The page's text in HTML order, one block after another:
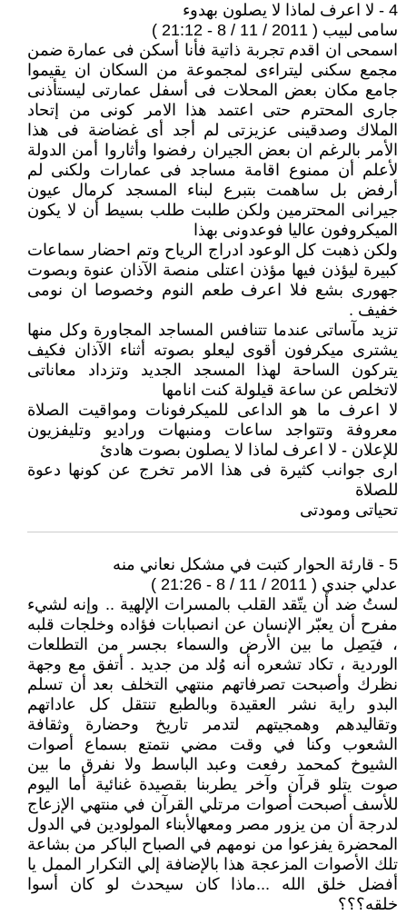
4 - لا اعرف لماذا لا يصلون بهدوء
سامى لبيب ( 2011 / 11 / 8 - 21:12 )
اسمحى ان اقدم تجربة ذاتية فأنا أسكن فى عمارة ضمن
مجمع سكنى ليتراءى لمجموعة من السكان ان يقيموا
جامع مكان بعض المحلات فى أسفل عمارتى ليستأذنى
جارى المحترم حتى اعتمد هذا الامر كونى من إتحاد
الملاك وصدقينى عزيزتى لم أجد أى غضاضة فى هذا
الأمر بالرغم ان بعض الجيران رفضوا وأثاروا أمن الدولة
لأعلم أن ممنوع اقامة مساجد فى عمارات ولكنى لم
أرفض بل ساهمت بتبرع لبناء المسجد كرمال عيون
جيرانى المحترمين ولكن طلبت طلب بسيط أن لا يكون
الميكروفون عاليا فوعدونى بهذا
ولكن ذهبت كل الوعود ادراج الرياح وتم احضار سماعات
كبيرة ليؤذن فيها مؤذن اعتلى منصة الآذان عنوة وبصوت
جهورى بشع فلا اعرف طعم النوم وخصوصا ان نومى
خفيف .
تزيد مآساتى عندما تتنافس المساجد المجاورة وكل منها
يشترى ميكرفون أقوى ليعلو بصوته أثناء الآذان فكيف
يتركون الساحة لهذا المسجد الجديد وتزداد معاناتى
لاتخلص عن ساعة قيلولة كنت انامها
لا اعرف ما هو الداعى للميكرفونات ومواقيت الصلاة
معروفة وتتواجد ساعات ومنبهات وراديو وتليفزيون
للإعلان - لا اعرف لماذا لا يصلون بصوت هادئ
ارى جوانب كثيرة فى هذا الامر تخرج عن كونها دعوة
للصلاة
تحياتى ومودتى
5 - قارئة الحوار كتبت في مشكل نعاني منه
عدلي جندي ( 2011 / 11 / 8 - 21:26 )
لستُ ضد أن يتّقد القلب بالمسرات الإلهية .. وإنه لشيء
مفرح أن يعبّر الإنسان عن انصبابات فؤاده وخلجات قلبه
، فيَصِل ما بين الأرض والسماء بجسر من التطلعات
الوردية ، تكاد تشعره أنه وُلد من جديد . أتفق مع وجهة
نظرك وأصبحت تصرفاتهم منتهي التخلف بعد أن تسلم
البدو راية نشر العقيدة وبالطبع تنتقل كل عاداتهم
وتقاليدهم وهمجيتهم لتدمر تاريخ وحضارة وثقافة
الشعوب وكنا في وقت مضي نتمتع بسماع أصوات
الشيوخ كمحمد رفعت وعبد الباسط ولا نفرق ما بين
صوت يتلو قرآن وآخر يطربنا بقصيدة غنائية أما اليوم
للأسف أصبحت أصوات مرتلي القرآن في منتهي الإزعاج
لدرجة أن من يزور مصر ومعهالأبناء المولودين في الدول
المحضرة يفزعوا من نومهم في الصباح الباكر من بشاعة
تلك الأصوات المزعجة هذا بالإضافة إلي التكرار الممل يا
أفضل خلق الله ...ماذا كان سيحدث لو كان أسوا
خلقه؟؟؟